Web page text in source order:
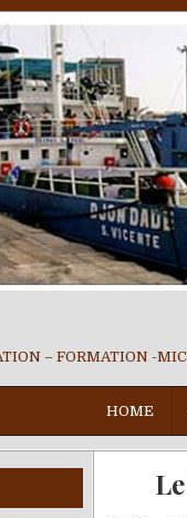
– FORMATION -
HOME